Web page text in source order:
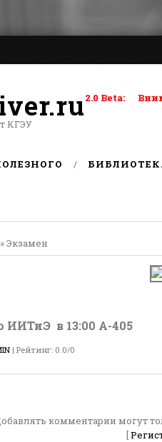
КГЭУ
2.0 Beta:
» Экзамен
ИИТиЭ в 13:00 А-405
| Рейтинг: 0.0/0
комментарии могут
[